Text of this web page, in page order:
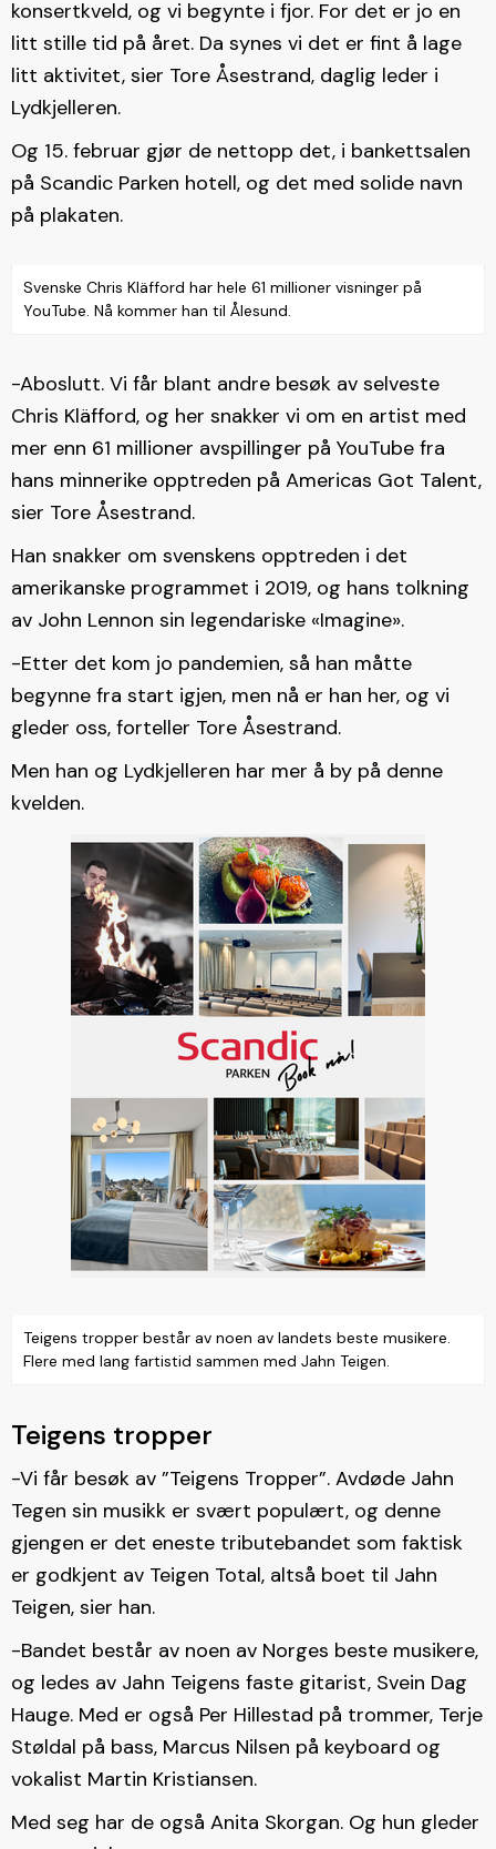
konsertkveld, og vi begynte i fjor. For det er jo en
litt stille tid på året. Da synes vi det er fint å lage
litt aktivitet, sier Tore Åsestrand, daglig leder i
Lydkjelleren.
Og 15. februar gjør de nettopp det, i bankettsalen
på Scandic Parken hotell, og det med solide navn
på plakaten.
Svenske Chris Kläfford har hele 61 millioner visninger på
YouTube. Nå kommer han til Ålesund.
-Aboslutt. Vi får blant andre besøk av selveste
Chris Kläfford, og her snakker vi om en artist med
mer enn 61 millioner avspillinger på YouTube fra
hans minnerike opptreden på Americas Got Talent,
sier Tore Åsestrand.
Han snakker om svenskens opptreden i det
amerikanske programmet i 2019, og hans tolkning
av John Lennon sin legendariske «Imagine».
-Etter det kom jo pandemien, så han måtte
begynne fra start igjen, men nå er han her, og vi
gleder oss, forteller Tore Åsestrand.
Men han og Lydkjelleren har mer å by på denne
kvelden.
Teigens tropper består av noen av landets beste musikere.
Flere med lang fartistid sammen med Jahn Teigen.
Teigens tropper
-Vi får besøk av ”Teigens Tropper”. Avdøde Jahn
Tegen sin musikk er svært populært, og denne
gjengen er det eneste tributebandet som faktisk
er godkjent av Teigen Total, altså boet til Jahn
Teigen, sier han.
-Bandet består av noen av Norges beste musikere,
og ledes av Jahn Teigens faste gitarist, Svein Dag
Hauge. Med er også Per Hillestad på trommer, Terje
Støldal på bass, Marcus Nilsen på keyboard og
vokalist Martin Kristiansen.
Med seg har de også Anita Skorgan. Og hun gleder